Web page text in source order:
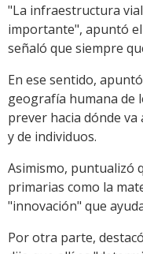
"La infraestructura
importante", apuntó
señaló que siempre
En ese sentido,
geografía humana de
prever hacia dónde
y de individuos.
Asimismo, puntualizó
primarias como la
"innovación" que
Por otra parte,